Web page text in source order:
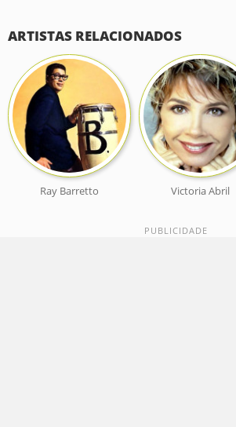
ARTISTAS RELACIONADOS
Ray Barretto Victoria Abril